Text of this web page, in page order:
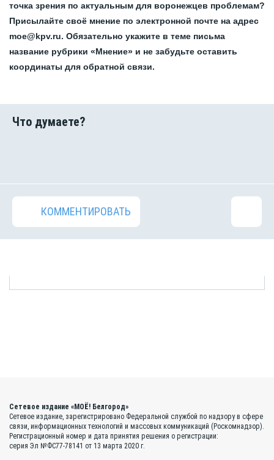
точка зрения по актуальным для воронежцев проблемам?
Присылайте своё мнение по электронной почте на адрес
moe@kpv.ru. Обязательно укажите в теме письма
название рубрики «Мнение» и не забудьте оставить
координаты для обратной связи.
КОММЕНТИРОВАТЬ
Сетевое издание «МОЁ! Белгород»
Сетевое издание, зарегистрировано Федеральной службой по надзору в сфере
связи, информационных технологий и массовых коммуникаций (Роскомнадзор).
Регистрационный номер и дата принятия решения о регистрации:
серия Эл №ФС77-78141 от 13 марта 2020 г.